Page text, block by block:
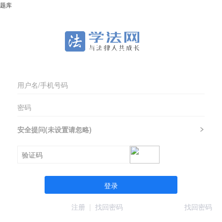
题库
安全提问(未设置请忽略)
登录
注册 | 找回密码 找回密码